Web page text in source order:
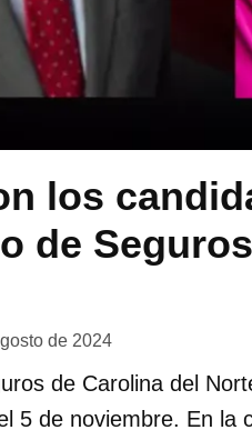
los
de
de 2024
de Carolina del
5 de noviembre. En la